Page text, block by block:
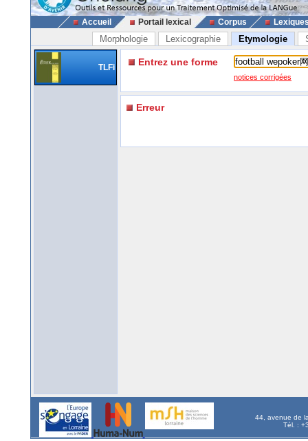
Accueil Portail lexical Corpus
Morphologie Lexicographie Etymologie
TLFi Entrez une forme
notices corrigées
Erreur
44, avenue de
Tél. :